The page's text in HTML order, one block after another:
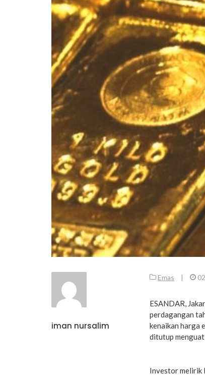
iman nursalim
Emas
ESANDAR,
perdagangan
kenaikan harga
ditutup
Investor melirik